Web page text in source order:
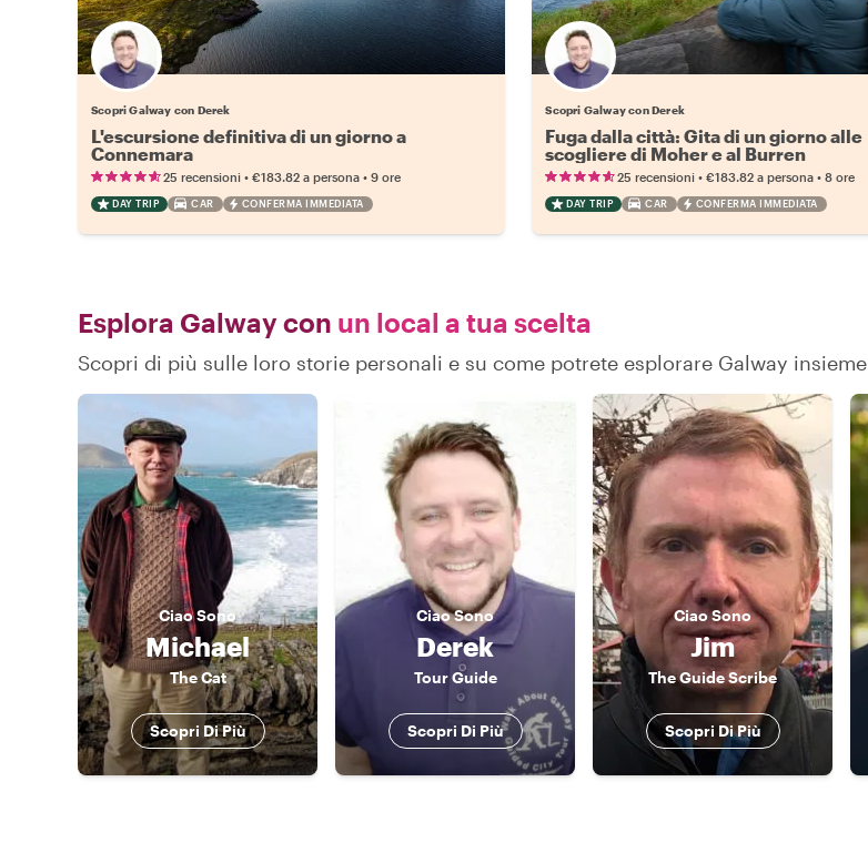
Scopri Galway con Derek
L'escursione definitiva di un giorno a
Connemara
25 recensioni • €183.82 a persona • 9 ore
DAY TRIP CAR CONFERMA IMMEDIATA
Scopri Galway con Derek
Fuga dalla città: Gita di un giorno alle
scogliere di Moher e al Burren
25 recensioni •€183.82 a persona •8 ore
DAY TRIP CAR CONFERMA IMMEDIATA
Esplora Galway con un local a tua scelta
Scopri di più sulle loro storie personali e su come potrete esplorare Galway insieme
CiaoSono
Michael
The Cat
Scopri Di Più
CiaoSono
Derek
Tour Guide
Scopri Di Più
CiaoSono
Jim
The Guide Scribe
Scopri Di Più